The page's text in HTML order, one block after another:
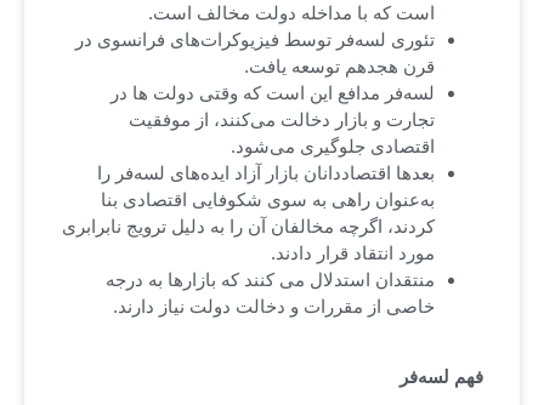
است که با مداخله دولت مخالف است.
تئوری لسه‌فر توسط فیزیوکرات‌های فرانسوی در
قرن هجدهم توسعه یافت.
لسه‌فر مدافع این است که وقتی دولت ها در
تجارت و بازار دخالت می‌کنند، از موفقیت
اقتصادی جلوگیری می‌شود.
بعدها اقتصاددانان بازار آزاد ایده‌های لسه‌فر را
به‌عنوان راهی به سوی شکوفایی اقتصادی بنا
کردند، اگرچه مخالفان آن را به دلیل ترویج نابرابری
مورد انتقاد قرار دادند.
منتقدان استدلال می کنند که بازارها به درجه
خاصی از مقررات و دخالت دولت نیاز دارند.
فهم لسه‌فر